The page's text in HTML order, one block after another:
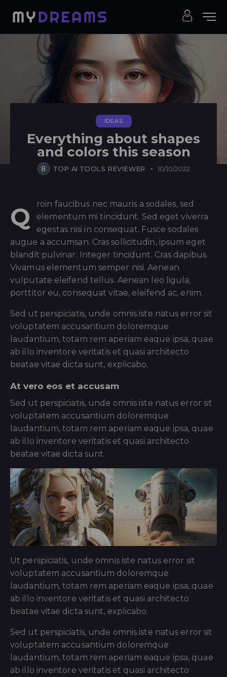
IDEAS
Everything about shapes
and colors this season
TOP AI TOOLS REVIEWER 10/10/2022
Q
roin faucibus nec mauris a sodales, sed
elementum mi tincidunt. Sed eget viverra
egestas nisi in consequat. Fusce sodales
augue a accumsan. Cras sollicitudin, ipsum eget
blandit pulvinar. Integer tincidunt. Cras dapibus.
Vivamus elementum semper nisi. Aenean
vulputate eleifend tellus. Aenean leo ligula,
porttitor eu, consequat vitae, eleifend ac, enim.
Sed ut perspiciatis, unde omnis iste natus error sit
voluptatem accusantium doloremque
laudantium, totam rem aperiam eaque ipsa, quae
ab illo inventore veritatis et quasi architecto
beatae vitae dicta sunt, explicabo.
At vero eos et accusam
Sed ut perspiciatis, unde omnis iste natus error sit
voluptatem accusantium doloremque
laudantium, totam rem aperiam eaque ipsa, quae
ab illo inventore veritatis et quasi architecto
beatae vitae dicta sunt.
Ut perspiciatis, unde omnis iste natus error sit
voluptatem accusantium doloremque
laudantium, totam rem aperiam eaque ipsa, quae
ab illo inventore veritatis et quasi architecto
beatae vitae dicta sunt, explicabo.
Sed ut perspiciatis, unde omnis iste natus error sit
voluptatem accusantium doloremque
laudantium, totam rem aperiam eaque ipsa, quae
ab illo inventore veritatis et quasi architecto